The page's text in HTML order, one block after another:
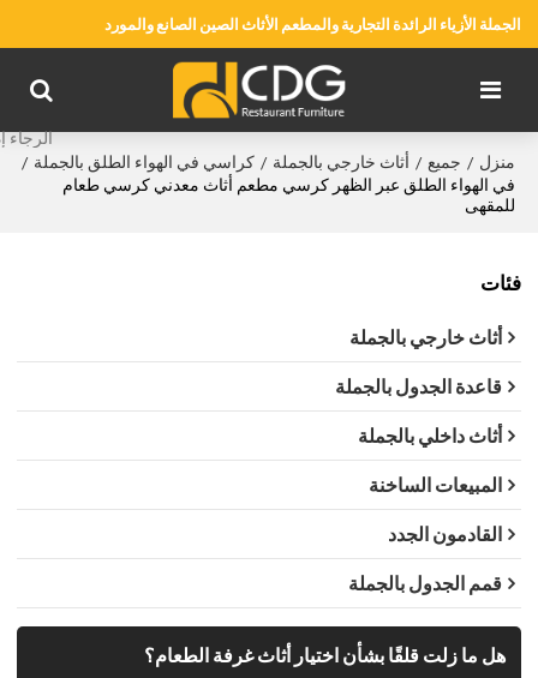
الجملة الأزياء الرائدة التجارية والمطعم الأثاث الصين الصانع والمورد
منزل / جميع / أثاث خارجي بالجملة / كراسي في الهواء الطلق بالجملة /
في الهواء الطلق عبر الظهر كرسي مطعم أثاث معدني كرسي طعام
للمقهى
فئات
أثاث خارجي بالجملة
قاعدة الجدول بالجملة
أثاث داخلي بالجملة
المبيعات الساخنة
القادمون الجدد
قمم الجدول بالجملة
هل ما زلت قلقًا بشأن اختيار أثاث غرفة الطعام؟